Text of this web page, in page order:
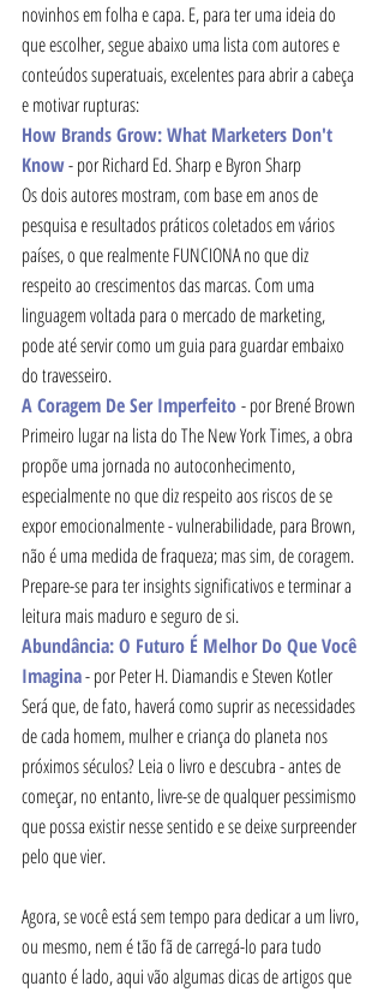
novinhos em folha e capa. E, para ter uma ideia do
que escolher, segue abaixo uma lista com autores e
conteúdos superatuais, excelentes para abrir a cabeça
e motivar rupturas:
How Brands Grow: What Marketers Don't
Know - por Richard Ed. Sharp e Byron Sharp
Os dois autores mostram, com base em anos de
pesquisa e resultados práticos coletados em vários
países, o que realmente FUNCIONA no que diz
respeito ao crescimentos das marcas. Com uma
linguagem voltada para o mercado de marketing,
pode até servir como um guia para guardar embaixo
do travesseiro.
A Coragem De Ser Imperfeito - por Brené Brown
Primeiro lugar na lista do The New York Times, a obra
propõe uma jornada no autoconhecimento,
especialmente no que diz respeito aos riscos de se
expor emocionalmente - vulnerabilidade, para Brown,
não é uma medida de fraqueza; mas sim, de coragem.
Prepare-se para ter insights significativos e terminar a
leitura mais maduro e seguro de si.
Abundância: O Futuro É Melhor Do Que Você
Imagina - por Peter H. Diamandis e Steven Kotler
Será que, de fato, haverá como suprir as necessidades
de cada homem, mulher e criança do planeta nos
próximos séculos? Leia o livro e descubra - antes de
começar, no entanto, livre-se de qualquer pessimismo
que possa existir nesse sentido e se deixe surpreender
pelo que vier.
Agora, se você está sem tempo para dedicar a um livro,
ou mesmo, nem é tão fã de carregá-lo para tudo
quanto é lado, aqui vão algumas dicas de artigos que